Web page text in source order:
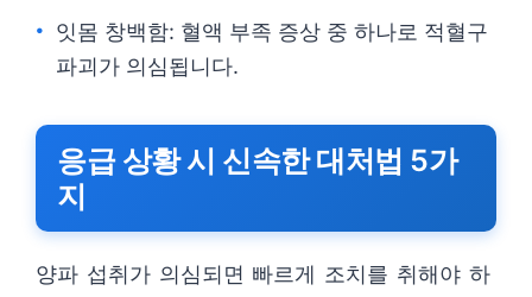
잇몸 창백함: 혈액 부족 증상 중 하나로 적혈구
파괴가 의심됩니다.
응급 상황 시 신속한 대처법 5가
지
양파 섭취가 의심되면 빠르게 조치를 취해야 하